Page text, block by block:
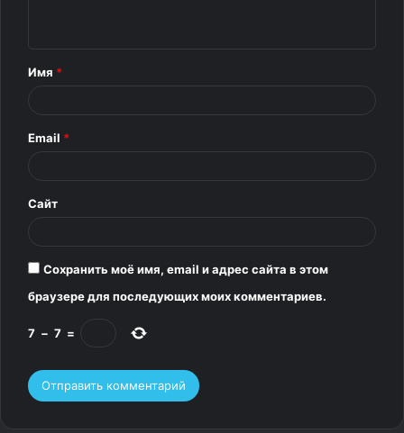
и
*
Имя *
Email *
Сайт
Сохранить моё имя, email и адрес сайта в этом
браузере для последующих моих комментариев.
7 − 7 =